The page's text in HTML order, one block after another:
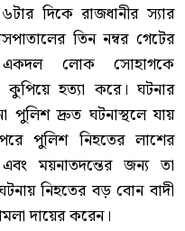
দিকে রাজধানীর স্যার
তিন নম্বর গেটের
একদল লোক সোহাগকে
হত্যা করে। ঘটনার
পুলিশ দ্রুত ঘটনাস্থলে যায়
পুলিশ নিহতের লাশের
ময়নাতদন্তের জন্য তা
নিহতের বড় বোন বাদী
দায়ের করেন।